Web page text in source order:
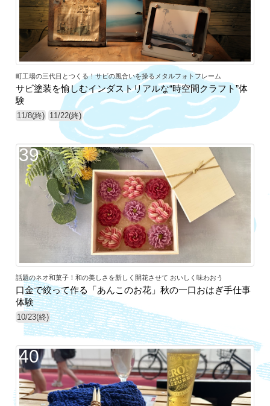
町工場の三代目とつくる！サビの風合いを操るメタルフォトフレーム
サビ塗装を愉しむインダストリアルな“時空間クラフト”体
験
11/8(終) 11/22(終)
39
話題のネオ和菓子！和の美しさを新しく開花させて おいしく味わおう
口金で絞って作る「あんこのお花」秋の一口おはぎ手仕事
体験
10/23(終)
40